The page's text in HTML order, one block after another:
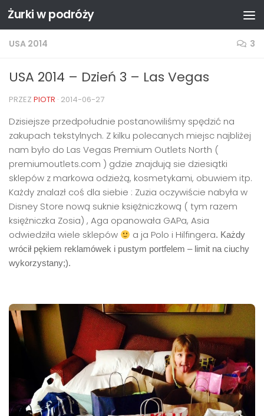
Przejdź do treści
Żurki w podróży
USA 2014 3
USA 2014 – Dzień 3 – Las Vegas
PRZEZ PIOTR · 2014-06-27
Dzisiejsze przedpołudnie postanowiliśmy spędzić na
zakupach tekstylnych. Z kilku polecanych miejsc najbliżej
nam było do Las Vegas Premium Outlets North (
premiumoutlets.com ) gdzie znajdują sie dziesiątki
sklepów z markowa odzieżą, kosmetykami, obuwiem itp.
Każdy znalazł coś dla siebie : Zuzia oczywiście nabyła w
Disney Store nową suknie księżniczkową ( tym razem
księżniczka Zosia) , Aga opanowała GAPa, Asia
odwiedziła wiele sklepów
a ja Polo i Hilfingera. Każdy
wrócił pękiem reklamówek i pustym portfelem – limit na ciuchy
wykorzystany;).